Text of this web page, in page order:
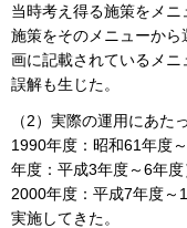
当時考え得る施策をメニ
施策をそのメニューか
画に記載されているメニ
誤解も生じた。
（2）実際の運用にあた
1990年度：昭和61年度
年度：平成3年度～6年
2000年度：平成7年度～
実施してきた。